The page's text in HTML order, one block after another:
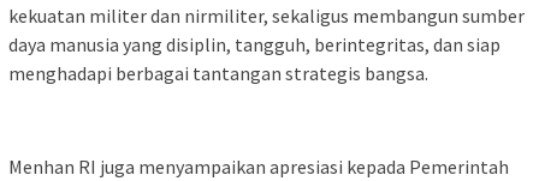
kekuatan militer dan nirmiliter, sekaligus membangun sumber
daya manusia yang disiplin, tangguh, berintegritas, dan siap
menghadapi berbagai tantangan strategis bangsa.
Menhan RI juga menyampaikan apresiasi kepada Pemerintah